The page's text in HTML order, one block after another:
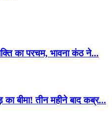
का परचम, भावना कंठ ने...
बीमा! तीन महीने बाद कब्र...